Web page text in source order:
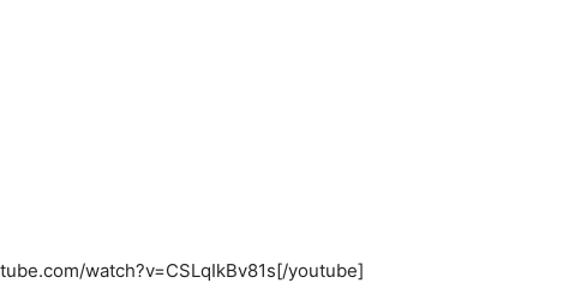
watch?v=CSLqIkBv81s[/youtube]